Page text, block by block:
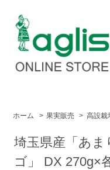
ホーム > 果実販売 > 高設栽
埼玉県産「あ
ゴ」 DX 270g×